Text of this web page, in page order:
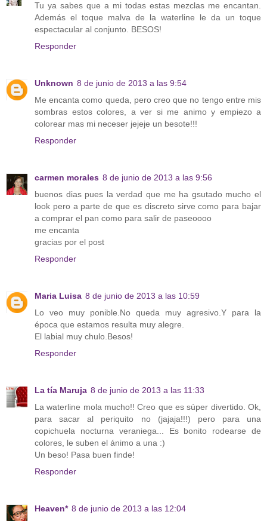
Tu ya sabes que a mi todas estas mezclas me encantan.
Además el toque malva de la waterline le da un toque
espectacular al conjunto. BESOS!
Responder
Unknown 8 de junio de 2013 a las 9:54
Me encanta como queda, pero creo que no tengo entre mis
sombras estos colores, a ver si me animo y empiezo a
colorear mas mi neceser jejeje un besote!!!
Responder
carmen morales 8 de junio de 2013 a las 9:56
buenos dias pues la verdad que me ha gsutado mucho el
look pero a parte de que es discreto sirve como para bajar
a comprar el pan como para salir de paseoooo
me encanta
gracias por el post
Responder
Maria Luisa 8 de junio de 2013 a las 10:59
Lo veo muy ponible.No queda muy agresivo.Y para la
época que estamos resulta muy alegre.
El labial muy chulo.Besos!
Responder
La tía Maruja 8 de junio de 2013 a las 11:33
La waterline mola mucho!! Creo que es súper divertido. Ok,
para sacar al periquito no (jajaja!!!) pero para una
copichuela nocturna veraniega... Es bonito rodearse de
colores, le suben el ánimo a una :)
Un beso! Pasa buen finde!
Responder
Heaven* 8 de junio de 2013 a las 12:04